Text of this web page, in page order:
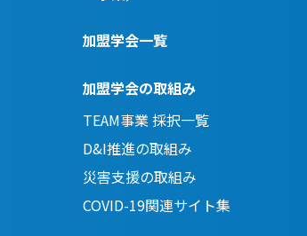
加盟学会一覧
加盟学会の取組み
TEAM事業 採択一覧
D&I推進の取組み
災害支援の取組み
COVID-19関連サイト集